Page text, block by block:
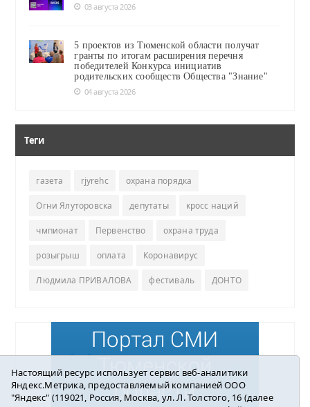
03 августа 2026
5 проектов из Тюменской области получат
гранты по итогам расширения перечня
победителей Конкурса инициатив
родительских сообществ Общества "Знание"
04 августа 2026
Теги
газета rjyrehc охрана порядка
Огни Ялуторовска депутаты кросс наций
чмпионат Первенство охрана труда
розыгрыш оплата Коронавирус
Людмила ПРИВАЛОВА фестиваль ДОНТО
Настоящий ресурс использует сервис веб-аналитики
Яндекс.Метрика, предоставляемый компанией ООО
"Яндекс" (119021, Россия, Москва, ул. Л. Толстого, 16 (далее